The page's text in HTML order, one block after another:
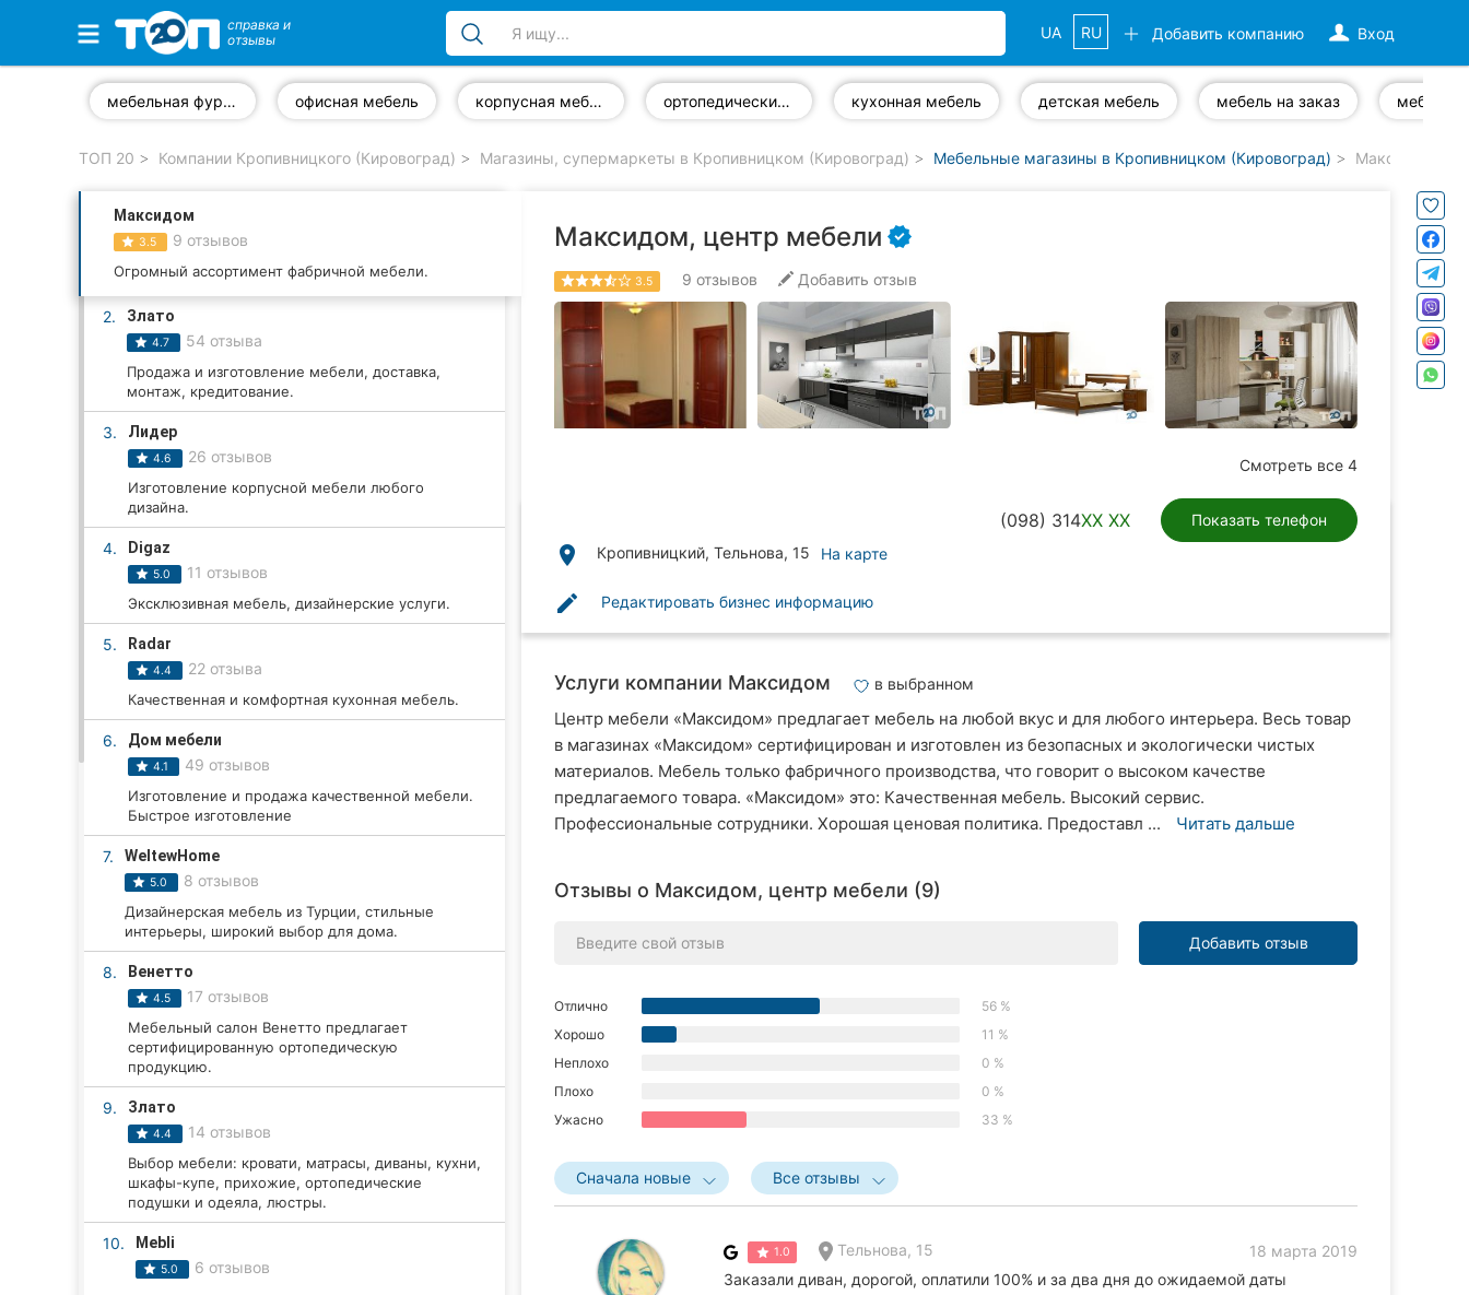
Избранные компании
Стоматологии
Частные клиники
Ветеринарные клиники
Автошколы
Рестораны
Все рубрики
Все города:
Кропивницкий
Винница
Тернополь
Хмельницкий
Ровно
Харьков
Николаев
справка и
отзывы
Вход
Добавить компанию
UA RU
мебельная фурнитура офисная мебель корпусная мебель ортопедические матрасы кухонная мебель детская мебель мебель на заказ
ТОП 20 Компании Кропивницкого (Кировоград) Магазины, супермаркеты в Кропивницком (Кировоград) Мебельные магазины в Кропивницком (Кировоград) Максидом,
Максидом
3.5 9 отзывов
Огромный ассортимент фабричной мебели.
2. Злато
4.7 54 отзыва
Продажа и изготовление мебели, доставка,
монтаж, кредитование.
3. Лидер
4.6 26 отзывов
Изготовление корпусной мебели любого
дизайна.
4. Digaz
5.0 11 отзывов
Эксклюзивная мебель, дизайнерские услуги.
5. Radar
4.4 22 отзыва
Качественная и комфортная кухонная мебель.
6. Дом мебели
4.1 49 отзывов
Изготовление и продажа качественной мебели.
Быстрое изготовление
7. WeltewHome
5.0 8 отзывов
Дизайнерская мебель из Турции, стильные
интерьеры, широкий выбор для дома.
8. Венетто
4.5 17 отзывов
Мебельный салон Венетто предлагает
сертифицированную ортопедическую
продукцию.
9. Злато
4.4 14 отзывов
Выбор мебели: кровати, матрасы, диваны, кухни,
шкафы-купе, прихожие, ортопедические
подушки и одеяла, люстры.
10. Mebli
5.0 6 отзывов
Максидом, центр мебели
3.5 9 отзывов Добавить отзыв
Смотреть все 4
(098) 314XX XX Показать телефон
place Кропивницкий, Тельнова, 15 На карте
edit Редактировать бизнес информацию
Услуги компании Максидом в выбранном
Центр мебели «Максидом» предлагает мебель на любой вкус и для любого интерьера. Весь товар
в магазинах «Максидом» сертифицирован и изготовлен из безопасных и экологически чистых
материалов. Мебель только фабричного производства, что говорит о высоком качестве
предлагаемого товара. «Максидом» это: Качественная мебель. Высокий сервис.
Профессиональные сотрудники. Хорошая ценовая политика. Предоставл ...
Читать дальше
Отзывы о Максидом, центр мебели (9)
Добавить отзыв
Отлично
56 %
Хорошо
11 %
Неплохо
0 %
Плохо
0 %
Ужасно
33 %
Сначала новые Все отзывы
1.0 Тельнова, 15
18 марта 2019
Заказали диван, дорогой, оплатили 100% и за два дня до ожидаемой даты